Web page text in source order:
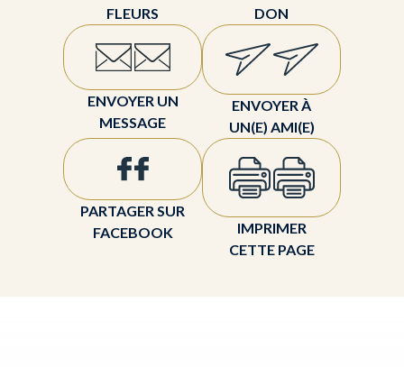
FLEURS DON
ENVOYER UN
MESSAGE
ENVOYER À
UN(E) AMI(E)
PARTAGER SUR
FACEBOOK
IMPRIMER
CETTE PAGE